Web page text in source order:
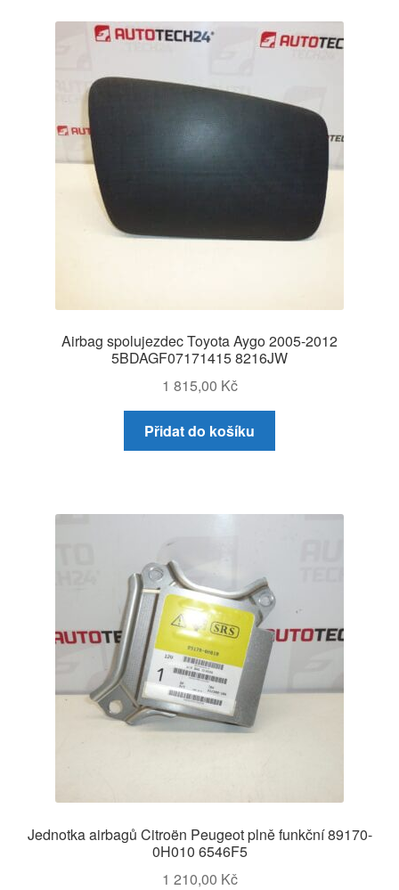
Airbag spolujezdec Toyota Aygo 2005-2012
5BDAGF07171415 8216JW
1 815,00 Kč
Přidat do košíku
Jednotka airbagů Citroën Peugeot plně funkční 89170-
0H010 6546F5
1 210,00 Kč